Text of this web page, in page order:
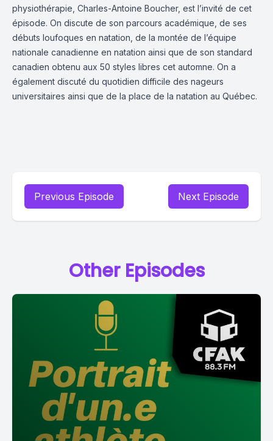
physiothérapie, Charles-Antoine Boucher, est l’invité de cet
épisode. On discute de son parcours académique, de ses
débuts loufoques en natation, de la montée de l’équipe
nationale canadienne en natation ainsi que de son standard
canadien obtenu aux 50 styles libres cet automne. On a
également discuté du quotidien difficile des nageurs
universitaires ainsi que de la place de la natation au Québec.
Previous Episode Next Episode
Other Episodes